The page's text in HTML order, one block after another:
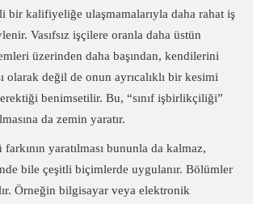
bir kalifiyeliğe ulaşmamalarıyla daha rahat iş
Vasıfsız işçilere oranla daha üstün
üzerinden daha başından, kendilerini
olarak değil de onun ayrıcalıklı bir kesimi
benimsetilir. Bu, “sınıf işbirlikçiliği”
da zemin yaratır.
farkının yaratılması bununla da kalmaz,
bile çeşitli biçimlerde uygulanır. Bölümler
Örneğin bilgisayar veya elektronik